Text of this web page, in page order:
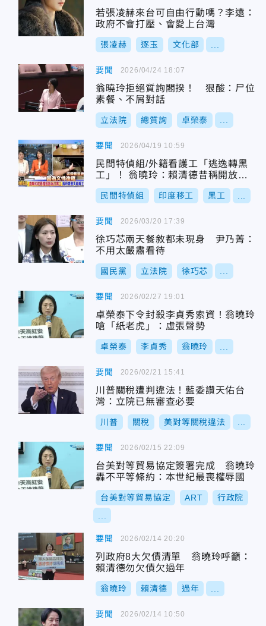
若張凌赫來台可自由行動嗎？李遠：
政府不會打壓、會愛上台灣
張凌赫 逐玉 文化部
要聞
翁曉玲拒絕質詢閣揆！ 狠酸：尸位
素餐、不屑對話
立法院 總質詢 卓榮泰
2026/04/24 18:07
要聞
民間特偵組/外籍看護工「逃逸轉黑
工」！ 翁曉玲：賴清德昔稱開放印
度移工假消息今臉很腫
民間特偵組 印度移工 黑工
2026/04/19 10:59
要聞
徐巧芯兩天餐敘都未現身 尹乃菁：
不用太嚴肅看待
國民黨 立法院 徐巧芯
2026/03/20 17:39
要聞
卓榮泰下令封殺李貞秀索資！翁曉玲
嗆「紙老虎」：虛張聲勢
卓榮泰 李貞秀 翁曉玲
2026/02/27 19:01
要聞
川普關稅遭判違法！藍委讚天佑台
灣：立院已無審查必要
川普 關稅 美對等關稅違法
2026/02/21 15:41
要聞
台美對等貿易協定簽署完成 翁曉玲
轟不平等條約：本世紀最喪權辱國
台美對等貿易協定 ART 行政院
2026/02/15 22:09
要聞
列政府8大欠債清單 翁曉玲呼籲：
賴清德勿欠債欠過年
翁曉玲 賴清德 過年
2026/02/14 20:20
要聞 2026/02/14 10:50